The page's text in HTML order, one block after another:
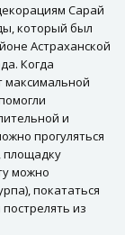
Сарай
который был
Астраханской
Когда
максимальной
и
прогуляться
площадку
можно
покататься
из